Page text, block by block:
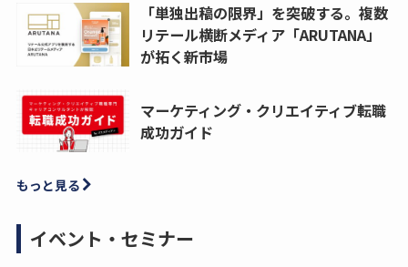
「単独出稿の限界」を突破する。複数
リテール横断メディア「ARUTANA」
が拓く新市場
マーケティング・クリエイティブ転職
成功ガイド
もっと見る
イベント・セミナー